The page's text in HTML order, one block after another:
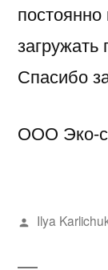
загружать
Спасибо
ООО Эко-
Написано
Ilya